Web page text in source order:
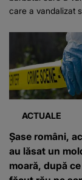
care a vandalizat
ACTUALE
Șase români,
au lăsat un
moară, după